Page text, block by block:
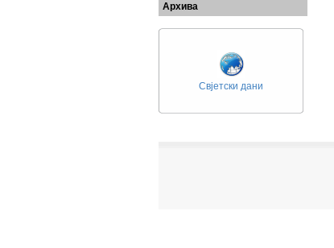
Архива
Свјетски дани